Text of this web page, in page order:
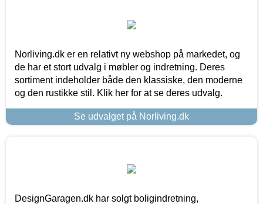
Norliving.dk er en relativt ny webshop på markedet, og
de har et stort udvalg i møbler og indretning. Deres
sortiment indeholder både den klassiske, den moderne
og den rustikke stil. Klik her for at se deres udvalg.
Se udvalget på Norliving.dk
DesignGaragen.dk har solgt boligindretning,